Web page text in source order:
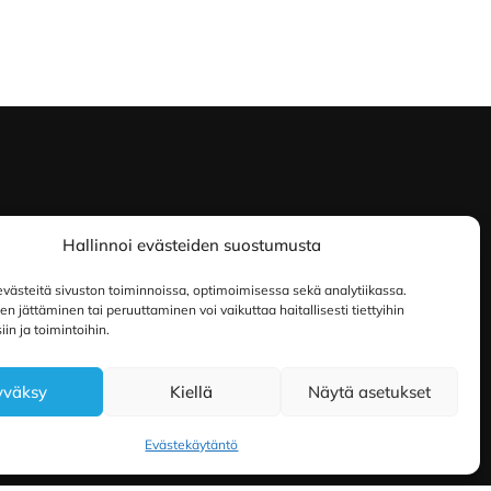
Hallinnoi evästeiden suostumusta
sivuston toiminnoissa, optimoimisessa sekä analytiikassa.
jättäminen tai peruuttaminen voi vaikuttaa haitallisesti tiettyihin
ja toimintoihin.
Kiellä Näytä asetukset
Evästekäytäntö